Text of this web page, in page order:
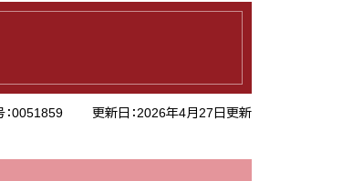
：0051859 更新日：2026年4月27日更新